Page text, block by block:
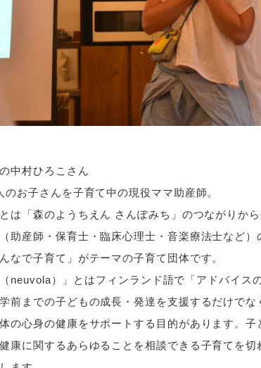
中村ひろこさん
のお子さんを子育て中の現役ママ助産師。
は「森のようちえん さんぽみち」のつながりか
助産師・保育士・臨床心理士・音楽療法士など
なで子育て」がテーマの子育て団体です。
neuvola）」とはフィンランド語で「アドバイス
前までの子どもの成長・発達を支援するだけでな
の心身の健康をサポートする目的があります。子
康に関するあらゆることを相談できる子育てを